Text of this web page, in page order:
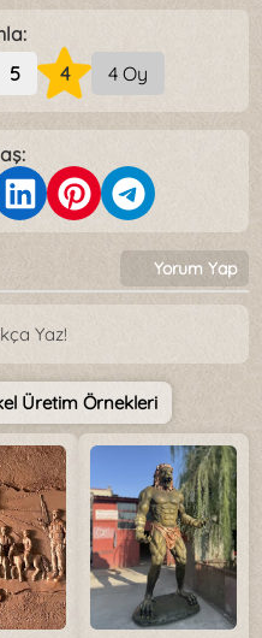
5 4 4 Oy
Yorum Yap
Yaz!
Üretim Örnekleri